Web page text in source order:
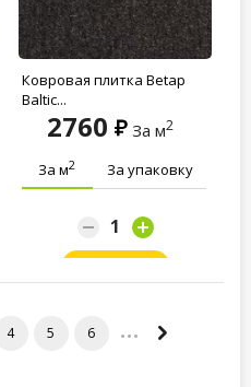
Ковровая плитка Betap
Baltic...
2760 За м2
За м2 За упаковку
4 5 6